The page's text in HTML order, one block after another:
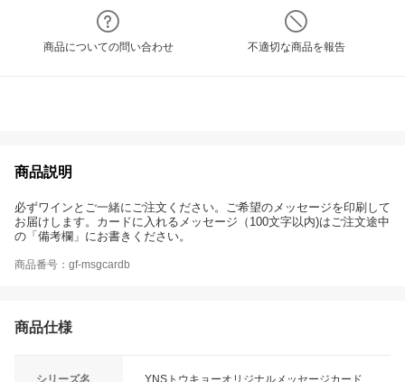
商品についての問い合わせ 不適切な商品を報告
商品説明
必ずワインとご一緒にご注文ください。ご希望のメッセージを印刷して
お届けします。カードに入れるメッセージ（100文字以内)はご注文途中
の「備考欄」にお書きください。
商品番号：gf-msgcardb
商品仕様
シリーズ名
YNSトウキョーオリジナルメッセージカード